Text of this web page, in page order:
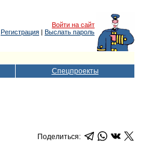
Войти на сайт
Регистрация | Выслать пароль
Спецпроекты
Поделиться: